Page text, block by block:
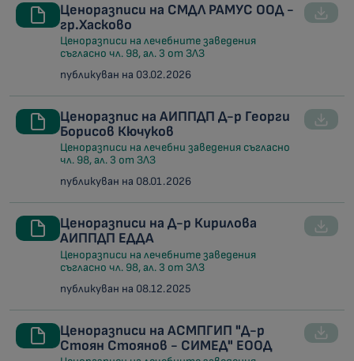
Ценоразписи на СМДЛ РАМУС ООД -
гр.Хасково
Ценоразписи на лечебните заведения
съгласно чл. 98, ал. 3 от ЗЛЗ
публикуван на 03.02.2026
Ценоразпис на АИППДП Д-р Георги
Борисов Кючуков
Ценоразписи на лечебни заведения съгласно
чл. 98, ал. 3 от ЗЛЗ
публикуван на 08.01.2026
Ценоразписи на Д-р Кирилова
АИППДП ЕДДА
Ценоразписи на лечебните заведения
съгласно чл. 98, ал. 3 от ЗЛЗ
публикуван на 08.12.2025
Ценоразписи на АСМПГИП "Д-р
Стоян Стоянов - СИМЕД" ЕООД